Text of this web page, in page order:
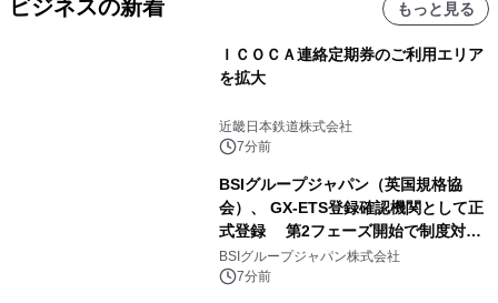
ビジネスの新着 もっと見る
ＩＣＯＣＡ連絡定期券のご利用エリア
を拡大
近畿日本鉄道株式会社
7分前
BSIグループジャパン（英国規格協
会）、 GX-ETS登録確認機関として正
式登録 第2フェーズ開始で制度対応
が義務化、 企業の対応はどう変わるの
か？ 法的拘束力をもつGX-ETSの実
BSIグループジャパン株式会社
7分前